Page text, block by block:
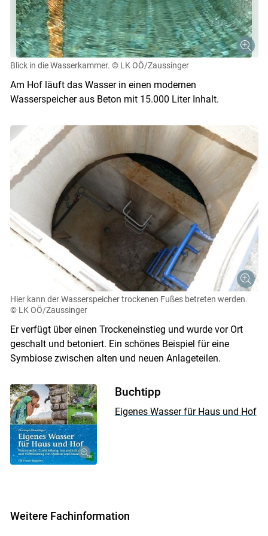
Blick in die Wasserkammer. © LK OÖ/Zaussinger
Am Hof läuft das Wasser in einen modernen
Wasserspeicher aus Beton mit 15.000 Liter Inhalt.
Hier kann der Wasserspeicher trockenen Fußes betreten werden.
© LK OÖ/Zaussinger
Er verfügt über einen Trockeneinstieg und wurde vor Ort
geschalt und betoniert. Ein schönes Beispiel für eine
Symbiose zwischen alten und neuen Anlageteilen.
Buchtipp
Eigenes Wasser für Haus und Hof
Weitere Fachinformation